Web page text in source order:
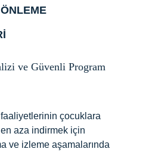
ve Güvenli Program
aza indirmek için
ve izleme aşamalarında